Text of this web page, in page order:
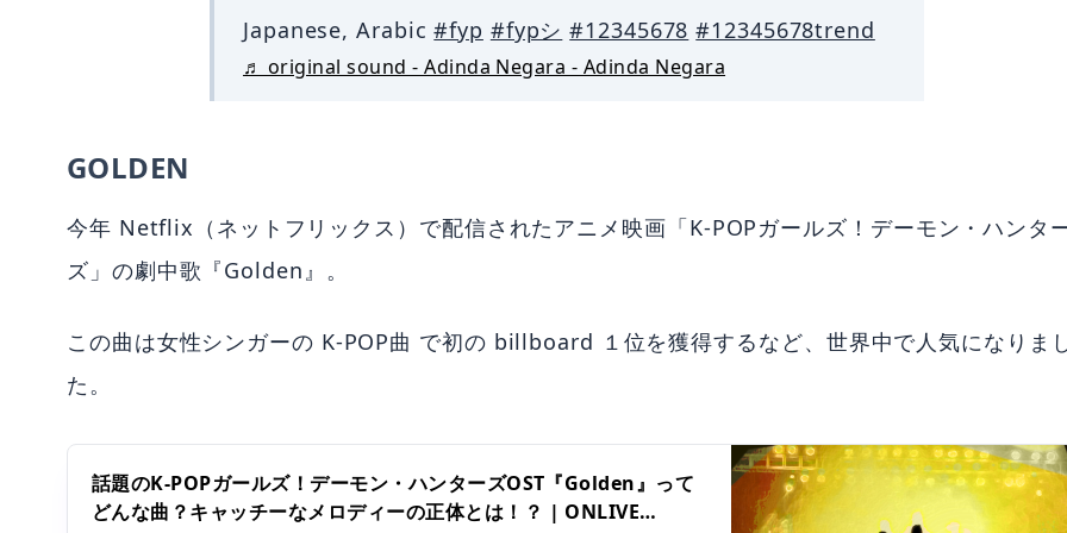
Japanese, Arabic#fyp #fypシ #12345678 #12345678trend
♬ original sound - Adinda Negara - Adinda Negara
GOLDEN
今年 Netflix（ネットフリックス）で配信されたアニメ映画「K-POPガールズ！デーモン・ハンタ
ズ」の劇中歌『Golden』。
この曲は女性シンガーの K-POP曲 で初の billboard １位を獲得するなど、世界中で人気になりま
た。
話題のK-POPガールズ！デーモン・ハンターズOST『Golden』って
どんな曲？キャッチーなメロディーの正体とは！？ | ONLIVE